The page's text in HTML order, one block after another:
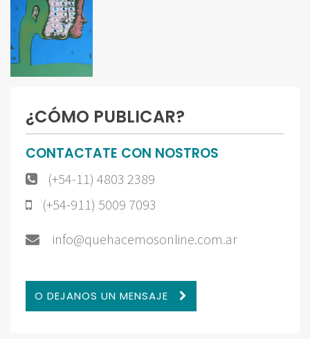
¿CÓMO PUBLICAR?
CONTACTATE CON NOSTROS
(+54-11) 4803 2389
(+54-911) 5009 7093
info@quehacemosonline.com.ar
O DEJANOS UN MENSAJE